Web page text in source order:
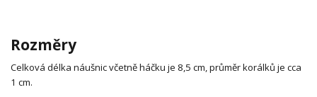
Rozměry
Celková délka náušnic včetně háčku je 8,5 cm, průměr korálků je cca
1 cm.